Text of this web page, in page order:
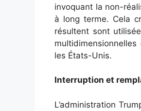
invoquant la non-
à long terme. Cela
résultent sont
les États-Unis.
Interruption et
L’administration